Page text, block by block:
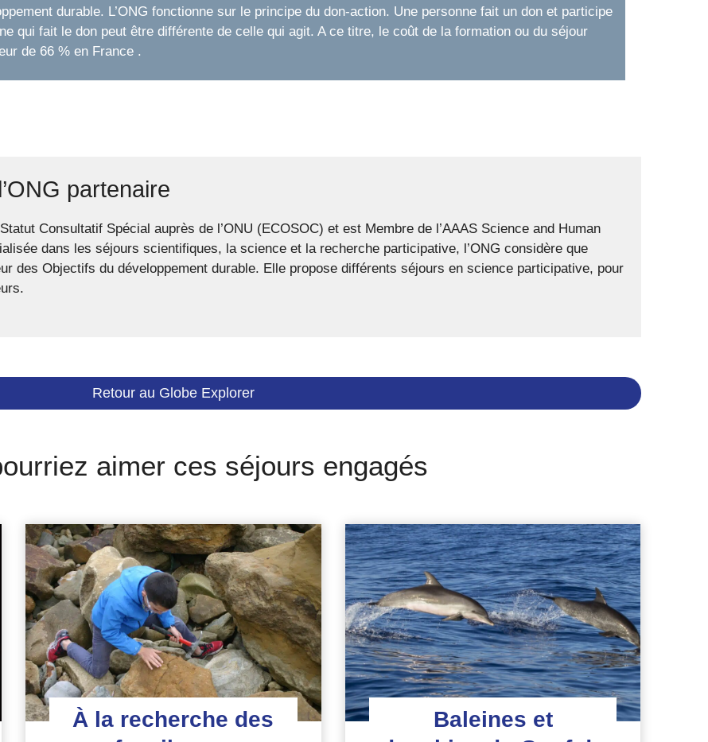
durable. L’ONG fonctionne sur le principe du don-action. Une personne fait un don et participe
qui fait le don peut être différente de celle qui agit. A ce titre, le coût de la formation ou du séjour
de 66 % en France .
partenaire
Consultatif Spécial auprès de l’ONU (ECOSOC) et est Membre de l’AAAS Science and Human
dans les séjours scientifiques, la science et la recherche participative, l’ONG considère que
des Objectifs du développement durable. Elle propose différents séjours en science participative, pour
Retour au Globe Explorer
aimer ces séjours engagés
À la recherche des
Baleines et